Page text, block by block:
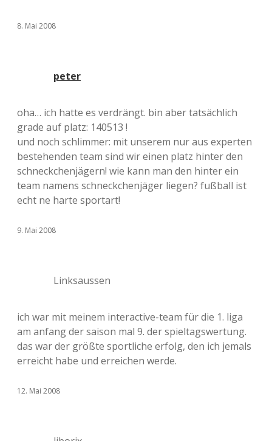
8. Mai 2008
peter
oha… ich hatte es verdrängt. bin aber tatsächlich
grade auf platz: 140513 !
und noch schlimmer: mit unserem nur aus experten
bestehenden team sind wir einen platz hinter den
schneckchenjägern! wie kann man den hinter ein
team namens schneckchenjäger liegen? fußball ist
echt ne harte sportart!
9. Mai 2008
Linksaussen
ich war mit meinem interactive-team für die 1. liga
am anfang der saison mal 9. der spieltagswertung.
das war der größte sportliche erfolg, den ich jemals
erreicht habe und erreichen werde.
12. Mai 2008